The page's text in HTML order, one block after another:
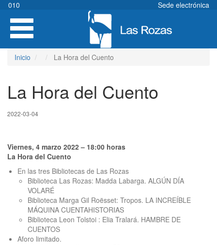
Pasar
contenido
principal
010
Sede electrónica
Toggle
navigation
Inicio La Hora del Cuento
La Hora del Cuento
2022-03-04
Viernes, 4 marzo 2022 – 18:00 horas
La Hora del Cuento
En las tres Bibliotecas de Las Rozas
Biblioteca Las Rozas: Madda Labarga. ALGÚN DÍA
VOLARÉ
Biblioteca Marga Gil Roësset: Tropos. LA INCREÍBLE
MÁQUINA CUENTAHISTORIAS
Biblioteca Leon Tolstoi : Elia Tralará. HAMBRE DE
CUENTOS
Aforo limitado.